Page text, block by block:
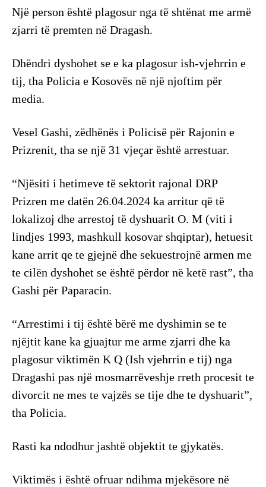
Një person është plagosur nga të shtënat me armë
zjarri të premten në Dragash.
Dhëndri dyshohet se e ka plagosur ish-vjehrrin e
tij, tha Policia e Kosovës në një njoftim për
media.
Vesel Gashi, zëdhënës i Policisë për Rajonin e
Prizrenit, tha se një 31 vjeçar është arrestuar.
“Njësiti i hetimeve të sektorit rajonal DRP
Prizren me datën 26.04.2024 ka arritur që të
lokalizoj dhe arrestoj të dyshuarit O. M (viti i
lindjes 1993, mashkull kosovar shqiptar), hetuesit
kane arrit qe te gjejnë dhe sekuestrojnë armen me
te cilën dyshohet se është përdor në ketë rast”, tha
Gashi për Paparacin.
“Arrestimi i tij është bërë me dyshimin se te
njëjtit kane ka gjuajtur me arme zjarri dhe ka
plagosur viktimën K Q (Ish vjehrrin e tij) nga
Dragashi pas një mosmarrëveshje rreth procesit te
divorcit ne mes te vajzës se tije dhe te dyshuarit”,
tha Policia.
Rasti ka ndodhur jashtë objektit te gjykatës.
Viktimës i është ofruar ndihma mjekësore në